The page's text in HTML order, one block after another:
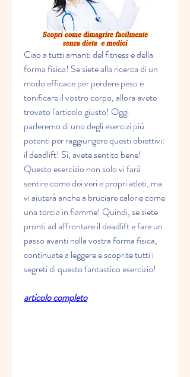
Ciao a tutti amanti del fitness e della
forma fisica! Se siete alla ricerca di un
modo efficace per perdere peso e
tonificare il vostro corpo, allora avete
trovato l'articolo giusto! Oggi
parleremo di uno degli esercizi più
potenti per raggiungere questi obiettivi:
il deadlift! Sì, avete sentito bene!
Questo esercizio non solo vi farà
sentire come dei veri e propri atleti, ma
vi aiuterà anche a bruciare calorie come
una torcia in fiamme! Quindi, se siete
pronti ad affrontare il deadlift e fare un
passo avanti nella vostra forma fisica,
continuate a leggere e scoprite tutti i
segreti di questo fantastico esercizio!
articolo completo